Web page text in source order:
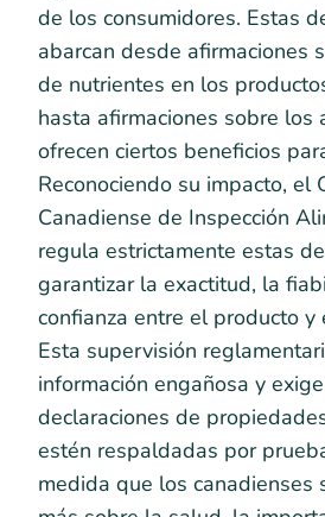
de los consumidores. Estas
abarcan desde afirmaciones
de nutrientes en los
hasta afirmaciones sobre los
ofrecen ciertos beneficios
Reconociendo su impacto, el
Canadiense de Inspección
regula estrictamente estas
garantizar la exactitud, la
confianza entre el producto y
Esta supervisión
información engañosa y
declaraciones de
estén respaldadas por
medida que los canadienses